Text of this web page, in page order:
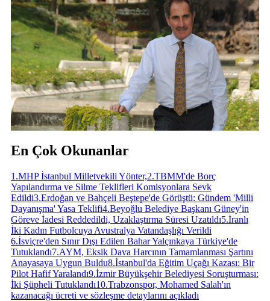
En Çok Okunanlar
1 .MHP İstanbul Milletvekili Yönter,2.TBMM'de Borç
Yapılandırma ve Silme Teklifleri Komisyonlara Sevk
Edildi3.Erdoğan ve Bahçeli Beştepe'de Görüştü: Gündem 'Milli
Dayanışma' Yasa Teklifi4.Beyoğlu Belediye Başkanı Güney'in
Göreve İadesi Reddedildi, Uzaklaştırma Süresi Uzatıldı5.İranlı
İki Kadın Futbolcuya Avustralya Vatandaşlığı Verildi
6.İsviçre'den Sınır Dışı Edilen Bahar Yalçınkaya Türkiye'de
Tutuklandı7.AYM, Eksik Dava Harcının Tamamlanması Şartını
Anayasaya Uygun Buldu8.İstanbul'da Eğitim Uçağı Kazası: Bir
Pilot Hafif Yaralandı9.İzmir Büyükşehir Belediyesi Soruşturması:
İki Şüpheli Tutuklandı10.Trabzonspor, Mohamed Salah'ın
kazanacağı ücreti ve sözleşme detaylarını açıkladı